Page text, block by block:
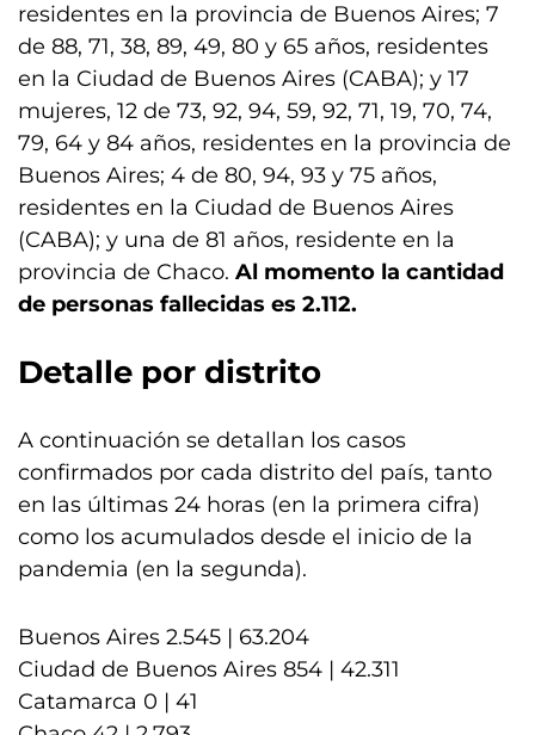
residentes en la provincia de Buenos Aires; 7
de 88, 71, 38, 89, 49, 80 y 65 años, residentes
en la Ciudad de Buenos Aires (CABA); y 17
mujeres, 12 de 73, 92, 94, 59, 92, 71, 19, 70, 74,
79, 64 y 84 años, residentes en la provincia de
Buenos Aires; 4 de 80, 94, 93 y 75 años,
residentes en la Ciudad de Buenos Aires
(CABA); y una de 81 años, residente en la
provincia de Chaco. Al momento la cantidad
de personas fallecidas es 2.112.
Detalle por distrito
A continuación se detallan los casos
confirmados por cada distrito del país, tanto
en las últimas 24 horas (en la primera cifra)
como los acumulados desde el inicio de la
pandemia (en la segunda).
Buenos Aires 2.545 | 63.204
Ciudad de Buenos Aires 854 | 42.311
Catamarca 0 | 41